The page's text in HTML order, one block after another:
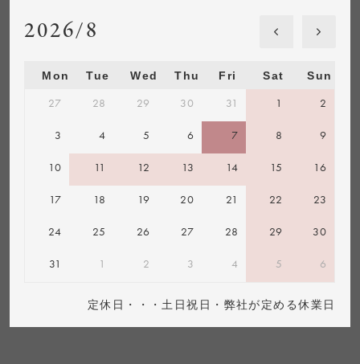
2026/8
Mon Tue Wed Thu Fri Sat Sun
27 28 29 30 31 1 2
3 4 5 6 7 8 9
10 11 12 13 14 15 16
17 18 19 20 21 22 23
24 25 26 27 28 29 30
31 1 2 3 4 5 6
定休日・・・土日祝日・弊社が定める休業日